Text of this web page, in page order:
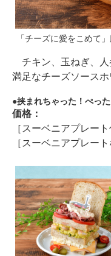
「チーズに愛をこめて
チキン、玉ねぎ、人
満足なチーズソースホ
挟まれちゃった！ぺっ
価格：
［スーベニアプレー
［スーベニアプレー